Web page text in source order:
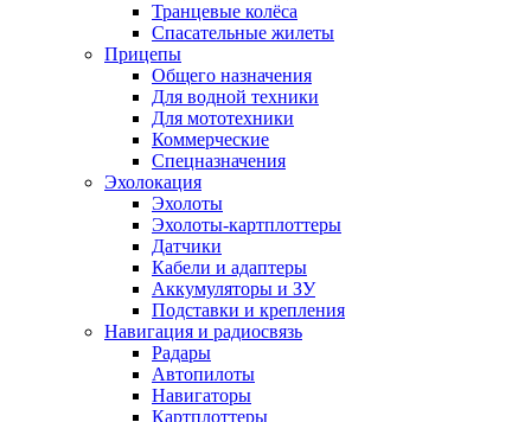
Транцевые колёса
Спасательные жилеты
Прицепы
Общего назначения
Для водной техники
Для мототехники
Коммерческие
Спецназначения
Эхолокация
Эхолоты
Эхолоты-картплоттеры
Датчики
Кабели и адаптеры
Аккумуляторы и ЗУ
Подставки и крепления
Навигация и радиосвязь
Радары
Автопилоты
Навигаторы
Картплоттеры